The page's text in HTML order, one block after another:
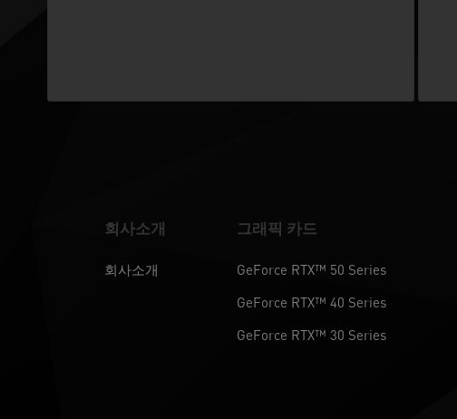
회사소개
회사소개
그래픽 카드
GeForce RTX™ 50 Series
GeForce RTX™ 40 Series
GeForce RTX™ 30 Series